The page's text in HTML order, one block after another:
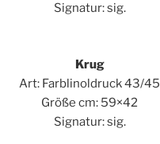
Signatur: sig.
Krug
Art: Farblinoldruck 43/45
Größe cm: 59×42
Signatur: sig.